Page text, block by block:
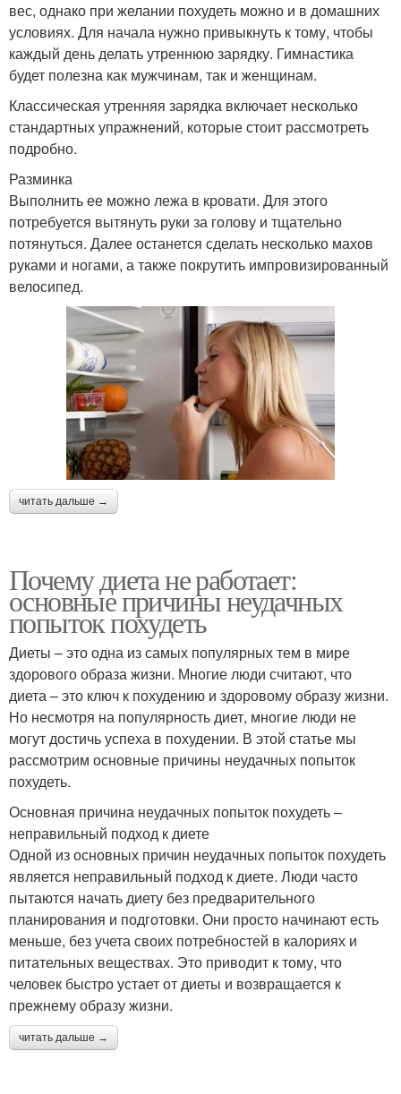
вес, однако при желании похудеть можно и в домашних
условиях. Для начала нужно привыкнуть к тому, чтобы
каждый день делать утреннюю зарядку. Гимнастика
будет полезна как мужчинам, так и женщинам.
Классическая утренняя зарядка включает несколько
стандартных упражнений, которые стоит рассмотреть
подробно.
Разминка
Выполнить ее можно лежа в кровати. Для этого
потребуется вытянуть руки за голову и тщательно
потянуться. Далее останется сделать несколько махов
руками и ногами, а также покрутить импровизированный
велосипед.
читать дальше →
Почему диета не работает:
основные причины неудачных
попыток похудеть
Диеты – это одна из самых популярных тем в мире
здорового образа жизни. Многие люди считают, что
диета – это ключ к похудению и здоровому образу жизни.
Но несмотря на популярность диет, многие люди не
могут достичь успеха в похудении. В этой статье мы
рассмотрим основные причины неудачных попыток
похудеть.
Основная причина неудачных попыток похудеть –
неправильный подход к диете
Одной из основных причин неудачных попыток похудеть
является неправильный подход к диете. Люди часто
пытаются начать диету без предварительного
планирования и подготовки. Они просто начинают есть
меньше, без учета своих потребностей в калориях и
питательных веществах. Это приводит к тому, что
человек быстро устает от диеты и возвращается к
прежнему образу жизни.
читать дальше →